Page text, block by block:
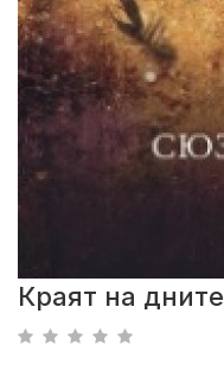
Краят на дните